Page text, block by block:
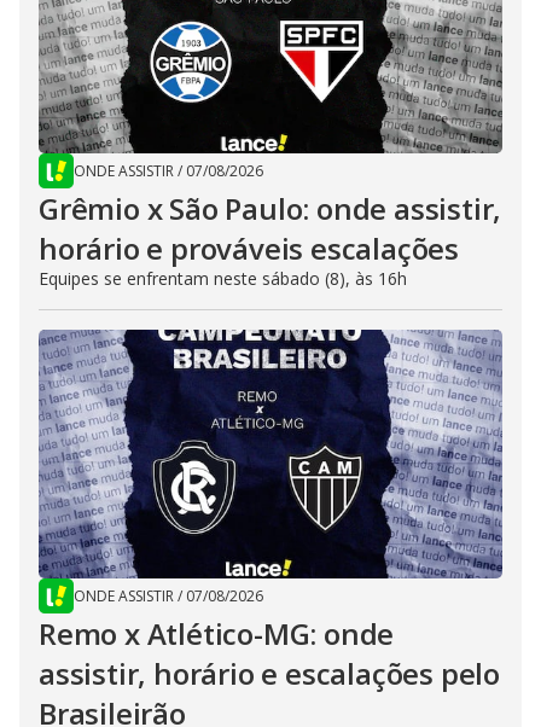
ONDE ASSISTIR/ 07/08/2026
Grêmio x São Paulo: onde assistir,
horário e prováveis escalações
Equipes se enfrentam neste sábado (8), às 16h
ONDE ASSISTIR/ 07/08/2026
Remo x Atlético-MG: onde
assistir, horário e escalações pelo
Brasileirão